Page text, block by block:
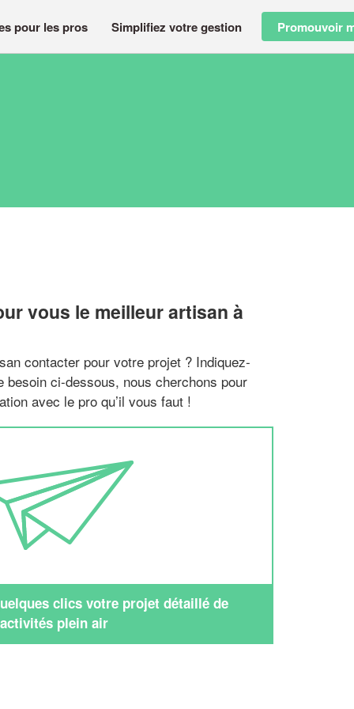
pour les pros Simplifiez votre gestion Promouvoir
vous le meilleur artisan à
contacter pour votre projet ? Indiquez-
besoin ci-dessous, nous cherchons pour
avec le pro qu’il vous faut !
clics votre projet détaillé de
activités plein air